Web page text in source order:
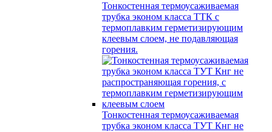
Тонкостенная термоусаживаемая
трубка эконом класса ТТК с
термоплавким герметизирующим
клеевым слоем, не подавляющая
горения.
Тонкостенная термоусаживаемая
трубка эконом класса ТУТ Кнг не